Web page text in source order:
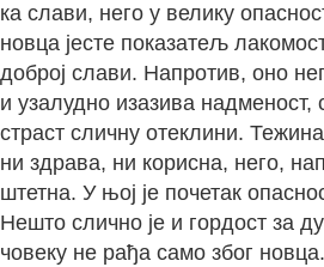
ка слави, него у велику
новца јесте показатељ
доброј слави. Напротив, оно
и узалудно изазива надменост,
страст сличну отеклини.
ни здрава, ни корисна, него,
штетна. У њој је почетак
Нешто слично је и гордост за
човеку не рађа само због